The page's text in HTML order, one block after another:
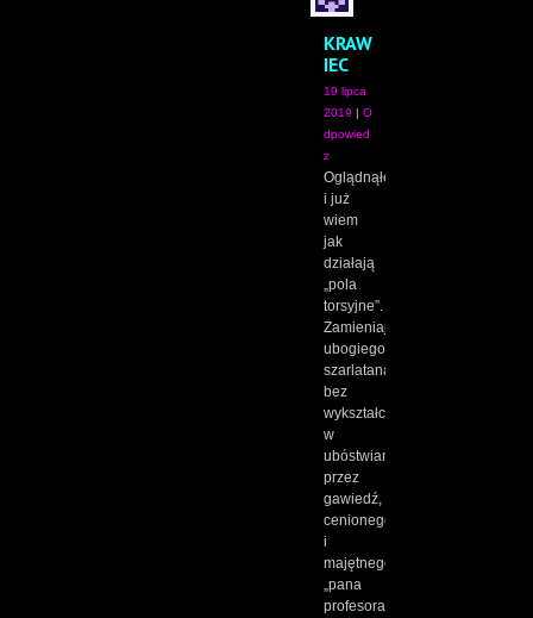
KRAW
IEC
19 lipca
2019
O
dpowied
z
Oglądnąłem
i już
wiem
jak
działają
„pola
torsyjne”.
Zamieniają
ubogiego
szarlatana
bez
wykształcenia,
w
ubóstwianego
przez
gawiedź,
cenionego
i
majętnego
„pana
profesora”.